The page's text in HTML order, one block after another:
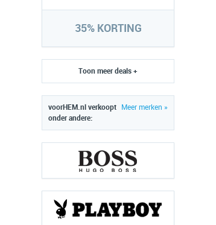
35% KORTING
Toon meer deals +
Meer merken »
voorHEM.nl verkoopt
onder andere: